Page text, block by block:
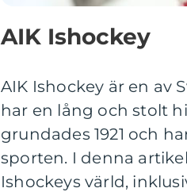
AIK Ishockey
AIK Ishockey är en av
har en lång och stolt
grundades 1921 och
sporten. I denna
Ishockeys värld,